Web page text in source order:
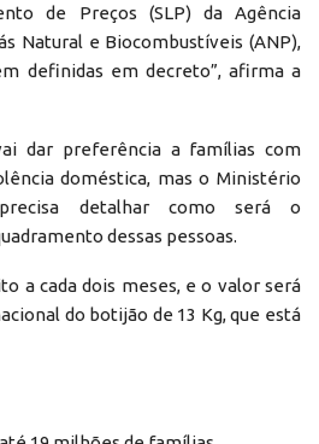
de Preços (SLP) da Agência
Natural e Biocombustíveis (ANP),
definidas em decreto”, afirma a
dar preferência a famílias com
doméstica, mas o Ministério
detalhar como será o
dessas pessoas.
a cada dois meses, e o valor será
do botijão de 13 Kg, que está